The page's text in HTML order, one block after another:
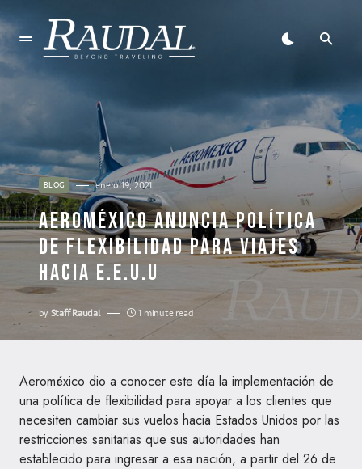
BLOG enero 19, 2021
AEROMÉXICO ANUNCIA POLÍTICA
DE FLEXIBILIDAD PARA VIAJES
HACIA E.E.U.U
byStaff Raudal 1 minute read
Aeroméxico dio a conocer este día la implementación de
una política de flexibilidad para apoyar a los clientes que
necesiten cambiar sus vuelos hacia Estados Unidos por las
restricciones sanitarias que sus autoridades han
establecido para ingresar a esa nación, a partir del 26 de